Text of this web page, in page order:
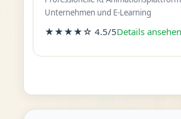
Unternehmen und E-Learning
★★★★☆ 4.5/5Details